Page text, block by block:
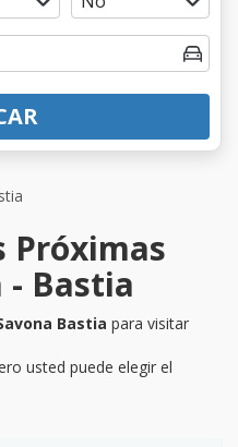
Próximas
- Bastia
Bastia para visitar
usted puede elegir el